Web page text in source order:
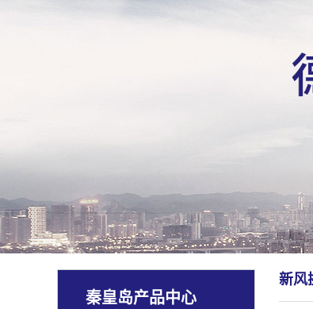
秦皇岛产品中心
新风